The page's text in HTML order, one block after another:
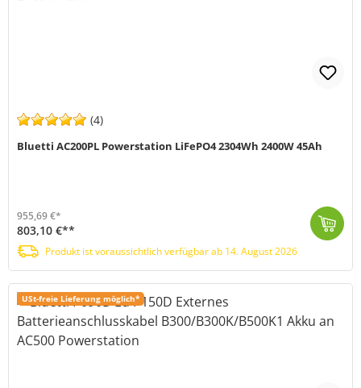
(4)
Bluetti AC200PL Powerstation LiFePO4 2304Wh 2400W 45Ah
955,69 €*
803,10 €**
Produkt ist voraussichtlich verfügbar ab 14. August 2026
USt-freie Lieferung möglich*